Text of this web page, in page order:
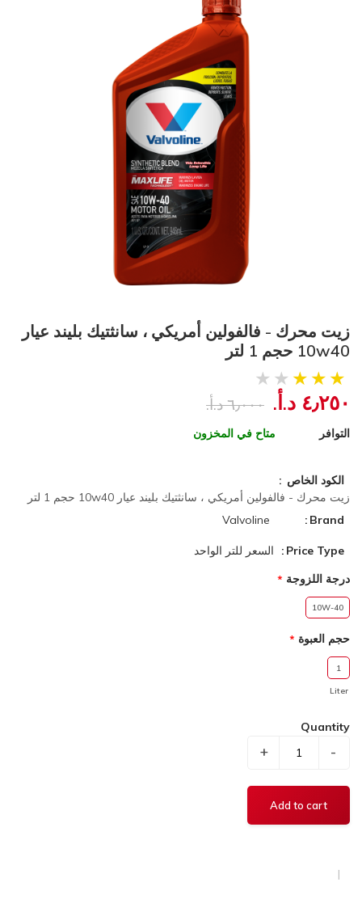
زيت محرك - فالفولين أمريكي ، سانثتيك بليند عيار
10w40 حجم 1 لتر
٤٫٢٥٠ د.أ.‏ ٦٫٠٠٠ د.أ.‏
التوافر متاح في المخزون
الكود الخاص
زيت محرك - فالفولين أمريكي ، سانثتيك بليند عيار 10w40 حجم 1 لتر
Brand
Valvoline
Price Type
السعر للتر الواحد
درجة اللزوجة
10W-40
حجم العبوة
1
Liter
Quantity
-
+